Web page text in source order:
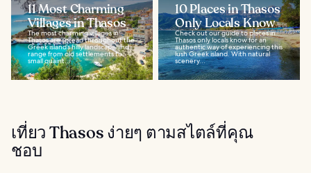
11 Most Charming
Villages in Thasos
The most charming villages in
Thasos are spread throughout the
Greek island’s hilly landscape and
range from old settlements to
small quaint...
10 Places in Thasos
Only Locals Know
Check out our guide to places in
Thasos only locals know for an
authentic way of experiencing this
lush Greek island. With natural
scenery...
เที่ยว Thasos ง่ายๆ ตามสไตล์ที่คุณ
ชอบ